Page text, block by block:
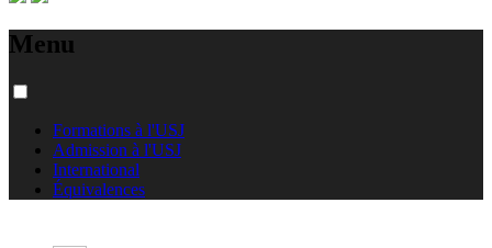
Menu
Formations à l'USJ
Admission à l'USJ
International
Équivalences